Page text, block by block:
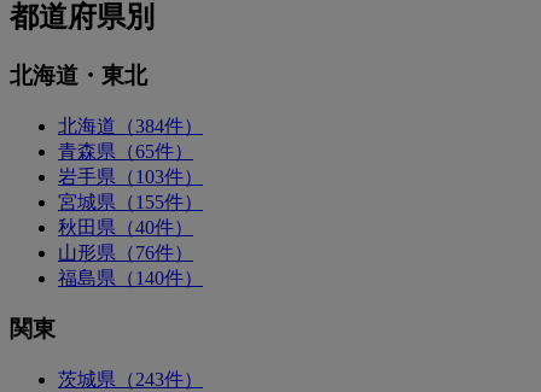
都道府県別
北海道・東北
北海道（384件）
青森県（65件）
岩手県（103件）
宮城県（155件）
秋田県（40件）
山形県（76件）
福島県（140件）
関東
茨城県（243件）